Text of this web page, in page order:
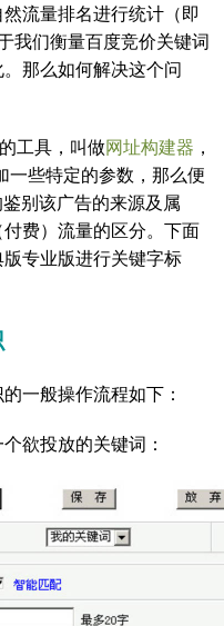
流量排名进行统计（即
我们衡量百度竞价关键词
那么如何解决这个问
工具，叫做网址构建器 ，
一些特定的参数，那么便
别该广告的来源及属
费）流量的区分。下面
专业版进行关键字标
一般操作流程如下：
欲投放的关键词：